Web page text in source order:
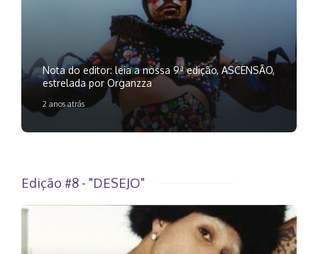
Nota do editor: leia a nossa 9ª edição, ASCENSÃO,
estrelada por Organzza
2 anos atrás
Edição #8 - "DESEJO"